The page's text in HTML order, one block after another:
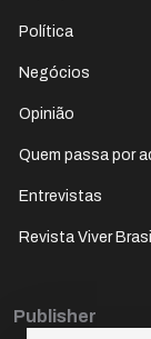
Política
Negócios
Opinião
Quem passa por
Entrevistas
Revista Viver Brasil
Publisher